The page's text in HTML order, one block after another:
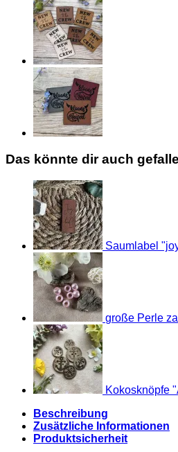
Das könnte dir auch
Saumlabel
große Perle
Kokosknöpfe
Beschreibung
Zusätzliche Informationen
Produktsicherheit